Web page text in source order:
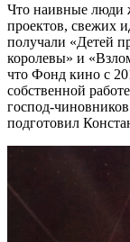
Что наивные люди
проектов, свежих
получали «Детей
королевы» и
что Фонд кино с
собственной
господ-
подготовил